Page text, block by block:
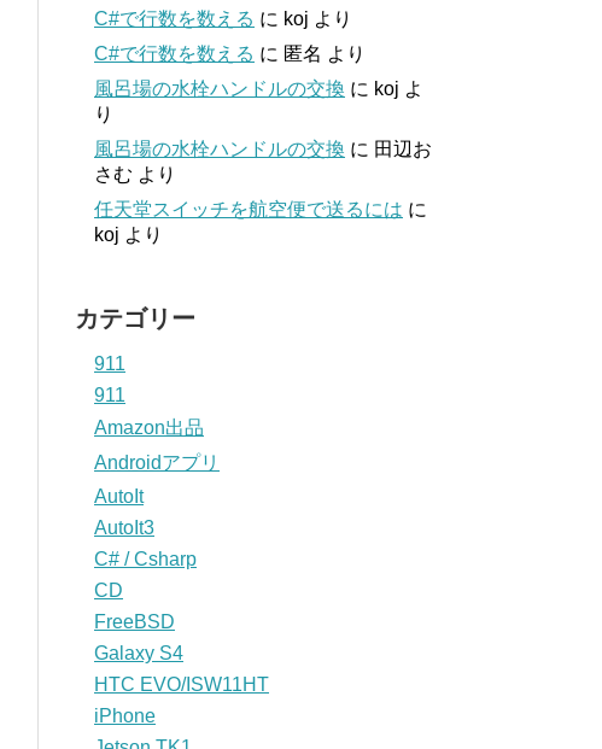
C#で行数を数える に koj より
C#で行数を数える に 匿名 より
風呂場の水栓ハンドルの交換 に koj よ
り
風呂場の水栓ハンドルの交換 に 田辺お
さむ より
任天堂スイッチを航空便で送るには に
koj より
カテゴリー
911
911
Amazon出品
Androidアプリ
AutoIt
AutoIt3
C# / Csharp
CD
FreeBSD
Galaxy S4
HTC EVO/ISW11HT
iPhone